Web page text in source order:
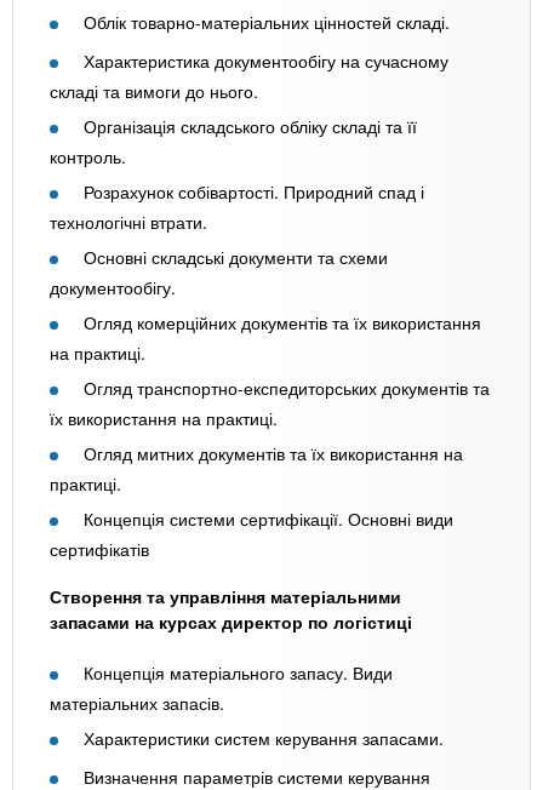
Облік товарно-матеріальних цінностей складі.
Характеристика документообігу на сучасному
складі та вимоги до нього.
Організація складського обліку складі та її
контроль.
Розрахунок собівартості. Природний спад і
технологічні втрати.
Основні складські документи та схеми
документообігу.
Огляд комерційних документів та їх використання
на практиці.
Огляд транспортно-експедиторських документів та
їх використання на практиці.
Огляд митних документів та їх використання на
практиці.
Концепція системи сертифікації. Основні види
сертифікатів
Створення та управління матеріальними
запасами на курсах директор по логістиці
Концепція матеріального запасу. Види
матеріальних запасів.
Характеристики систем керування запасами.
Визначення параметрів системи керування